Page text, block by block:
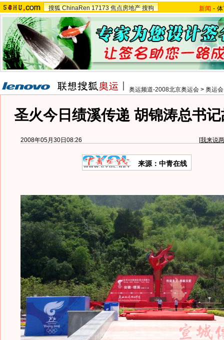
搜狐 ChinaRen 17173 焦点房地产 搜狗 新闻 -
奥运频道-2008北京奥运会 > 奥运
圣火今日绩溪传递 胡锦涛总书
2008年05月30日08:26 [我来说
来源：中青在线